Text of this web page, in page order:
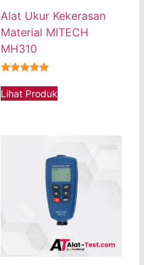
Alat Ukur Kekerasan
Material MITECH
MH310
Lihat Produk